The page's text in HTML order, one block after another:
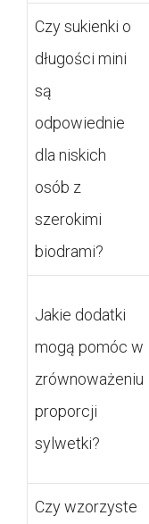
Czy sukienki o
długości mini
są
odpowiednie
dla niskich
osób z
szerokimi
biodrami?
Jakie dodatki
mogą pomóc w
zrównoważeniu
proporcji
sylwetki?
Czy wzorzyste